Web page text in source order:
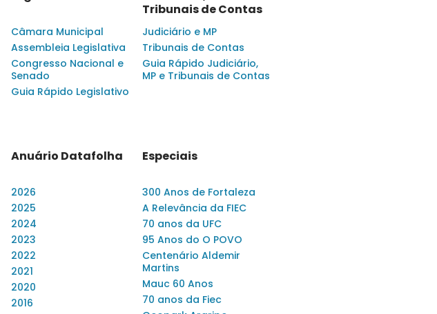
Câmara Municipal
Assembleia Legislativa
Congresso Nacional e
Senado
Guia Rápido Legislativo
Tribunais de Contas
Judiciário e MP
Tribunais de Contas
Guia Rápido Judiciário,
MP e Tribunais de Contas
Anuário Datafolha
2026
2025
2024
2023
2022
2021
2020
2016
Especiais
300 Anos de Fortaleza
A Relevância da FIEC
70 anos da UFC
95 Anos do O POVO
Centenário Aldemir
Martins
Mauc 60 Anos
70 anos da Fiec